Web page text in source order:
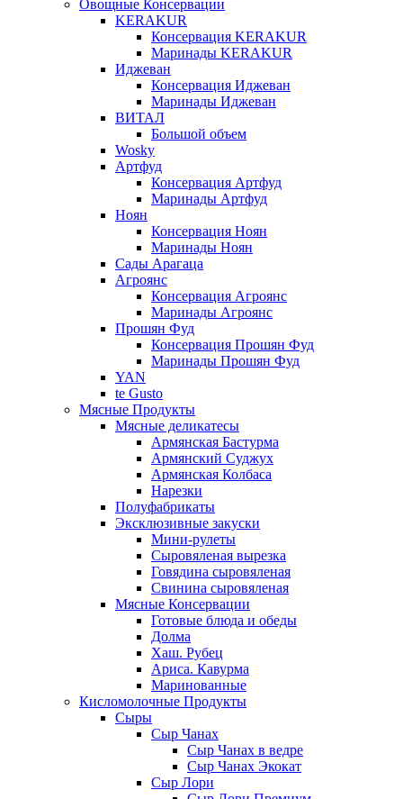
Овощные Консервации
KERAKUR
Консервация KERAKUR
Маринады KERAKUR
Иджеван
Консервация Иджеван
Маринады Иджеван
ВИТАЛ
Большой объем
Wosky
Артфуд
Консервация Артфуд
Маринады Артфуд
Ноян
Консервация Ноян
Маринады Ноян
Сады Арагаца
Агроянс
Консервация Агроянс
Маринады Агроянс
Прошян Фуд
Консервация Прошян Фуд
Маринады Прошян Фуд
YAN
te Gusto
Мясные Продукты
Мясные деликатесы
Армянская Бастурма
Армянский Суджух
Армянская Колбаса
Нарезки
Полуфабрикаты
Эксклюзивные закуски
Мини-рулеты
Сыровяленая вырезка
Говядина сыровяленая
Свинина сыровяленая
Мясные Консервации
Готовые блюда и обеды
Долма
Хаш. Рубец
Ариса. Кавурма
Маринованные
Кисломолочные Продукты
Сыры
Сыр Чанах
Сыр Чанах в ведре
Сыр Чанах Экокат
Сыр Лори